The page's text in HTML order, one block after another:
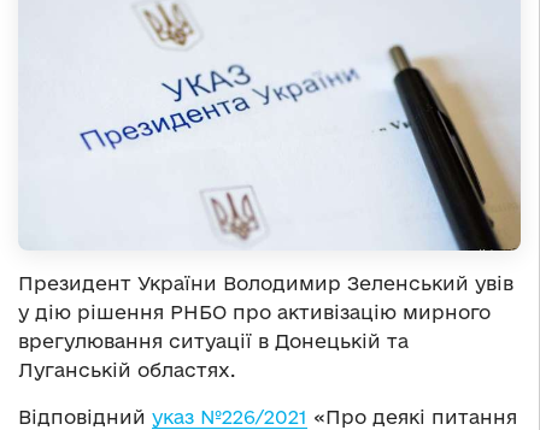
Президент України Володимир Зеленський увів
у дію рішення РНБО про активізацію мирного
врегулювання ситуації в Донецькій та
Луганській областях.
Відповідний указ №226/2021 «Про деякі питання